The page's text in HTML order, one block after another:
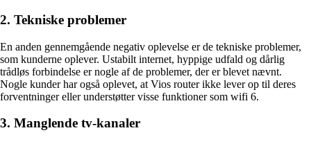
2. Tekniske problemer
En anden gennemgående negativ oplevelse er de tekniske problemer,
som kunderne oplever. Ustabilt internet, hyppige udfald og dårlig
trådløs forbindelse er nogle af de problemer, der er blevet nævnt.
Nogle kunder har også oplevet, at Vios router ikke lever op til deres
forventninger eller understøtter visse funktioner som wifi 6.
3. Manglende tv-kanaler